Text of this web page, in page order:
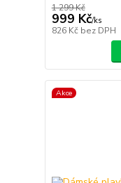
1 299 Kč
999 Kč/ks
826 Kč bez DPH
Akce